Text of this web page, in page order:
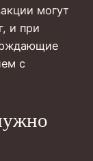
могут
и при
с